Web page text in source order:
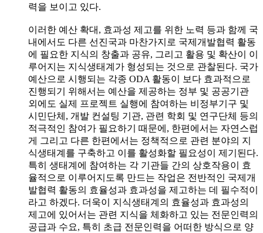
력을 보이고 있다.
이러한 예산 확대, 효과성 제고를 위한 노력 등과 함께 국
내에서도 다른 선진국과 마찬가지로 국제개발협력 활동
에 필요한 지식의 창출과 공유, 그리고 활용 및 확산이 이
루어지는 지식생태계가 형성되는 것으로 관찰된다. 국가
예산으로 시행되는 각종 ODA 활동이 보다 효과적으로
진행되기 위해서는 예산을 제공하는 정부 및 공공기관
외에도 실제 프로젝트 실행에 참여하는 비정부기구 및
시민단체, 개발 컨설팅 기관, 관련 학회 및 연구단체 등의
적극적인 참여가 필요하기 때문에, 한편에서는 자연스럽
게 그리고 다른 한편에서는 정책적으로 관련 분야의 지
식생태계를 구축하고 이를 활성화할 필요성이 제기된다.
특히 생태계에 참여하는 각 기관들 간의 상호작용이 효
율적으로 이루어지도록 만드는 작업은 전반적인 국제개
발협력 활동의 효율성과 효과성을 제고하는 데 필수적이
라고 하겠다. 더욱이 지식생태계의 효율성과 효과성의
제고에 있어서는 관련 지식을 체화하고 있는 전문인력의
공급과 수요, 특히 초급 전문인력을 어떠한 방식으로 양